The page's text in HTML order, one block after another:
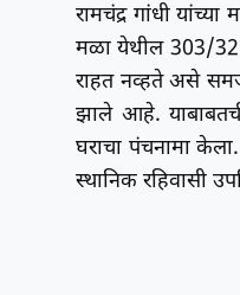
रामचंद्र गांधी
मळा येथील 303/32
राहत नव्हते असे
झाले आहे.
घराचा पंचनामा
स्थानिक रहिवासी